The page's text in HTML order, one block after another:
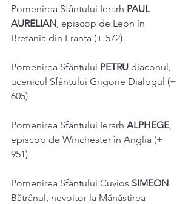
Pomenirea Sfântului Ierarh PAUL
AURELIAN , episcop de Leon în
Bretania din Franţa (+ 572)
Pomenirea Sfântului PETRU diaconul,
ucenicul Sfântului Grigorie Dialogul (+
605)
Pomenirea Sfântului Ierarh ALPHEGE,
episcop de Winchester în Anglia (+
951)
Pomenirea Sfântului Cuvios SIMEON
Bătrânul, nevoitor la Mănăstirea